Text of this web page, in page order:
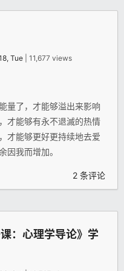
Tue | 11,677 views
量了，才能够溢出来影响
才能够有永不退滅的热情
才能够更好更持续地去爱
因我而增加。
2 条评论
：心理学导论》学